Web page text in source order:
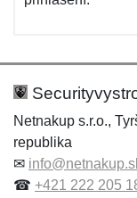
Netnakup s.r.o.,
republika
✉
☎ +421 222 205